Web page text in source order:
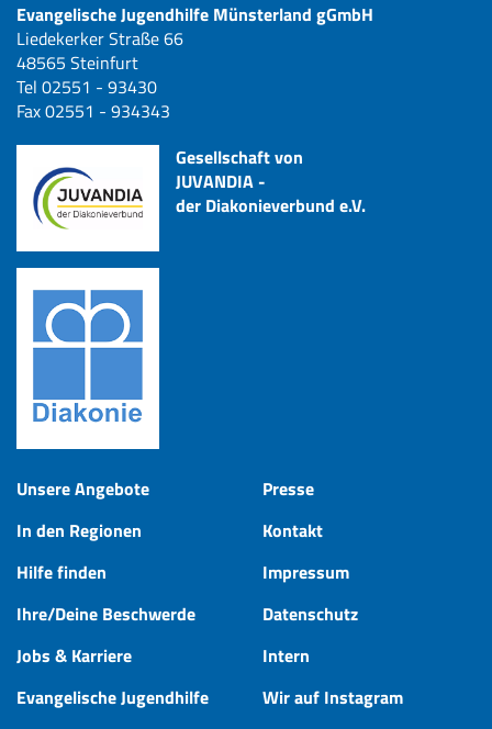
Evangelische Jugendhilfe Münsterland gGmbH
Liedekerker Straße 66
48565 Steinfurt
Tel 02551 - 93430
Fax 02551 - 934343
Gesellschaft von
JUVANDIA -
der Diakonieverbund e.V.
Unsere Angebote
In den Regionen
Hilfe finden
Ihre/Deine Beschwerde
Jobs & Karriere
Evangelische Jugendhilfe
Presse
Kontakt
Impressum
Datenschutz
Intern
Wir auf Instagram